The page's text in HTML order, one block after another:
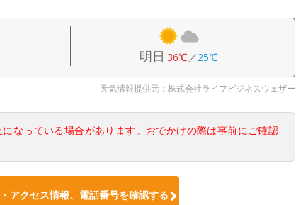
明日 36℃／25℃
天気情報提供元：株式会社ライフビジネスウェザー
なっている場合があります。おでかけの際は事前にご確認
アクセス情報、電話番号を確認する